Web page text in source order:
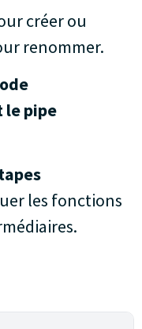
créer ou
renommer.
pipe
les fonctions